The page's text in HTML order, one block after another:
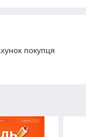
покупця